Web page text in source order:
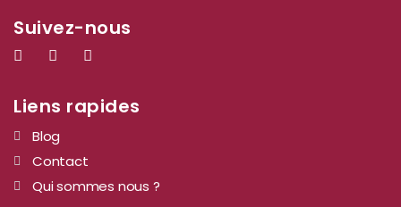
Suivez-nous
Liens rapides
Blog
Contact
Qui sommes nous ?